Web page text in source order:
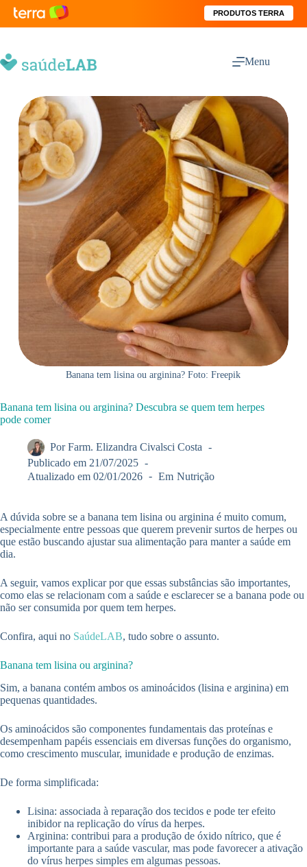
PRODUTOS TERRA
Menu
Banana tem lisina ou arginina? Foto: Freepik
Banana tem lisina ou arginina? Descubra se quem tem herpes
pode comer
Por Farm. Elizandra Civalsci Costa
Publicado em 21/07/2025
Atualizado em 02/01/2026 Em Nutrição
A dúvida sobre se a banana tem lisina ou arginina é muito comum,
especialmente entre pessoas que querem prevenir surtos de herpes ou
que estão buscando ajustar sua alimentação para manter a saúde em
dia.
A seguir, vamos explicar por que essas substâncias são importantes,
como elas se relacionam com a saúde e esclarecer se a banana pode ou
não ser consumida por quem tem herpes.
Confira, aqui no SaúdeLAB, tudo sobre o assunto.
Banana tem lisina ou arginina?
Sim, a banana contém ambos os aminoácidos (lisina e arginina) em
pequenas quantidades.
Os aminoácidos são componentes fundamentais das proteínas e
desempenham papéis essenciais em diversas funções do organismo,
como crescimento muscular, imunidade e produção de enzimas.
De forma simplificada:
Lisina: associada à reparação dos tecidos e pode ter efeito
inibidor na replicação do vírus da herpes.
Arginina: contribui para a produção de óxido nítrico, que é
importante para a saúde vascular, mas pode favorecer a ativação
do vírus herpes simples em algumas pessoas.